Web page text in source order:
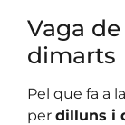
Vaga
dimarts
Pel que fa a la
per dilluns i